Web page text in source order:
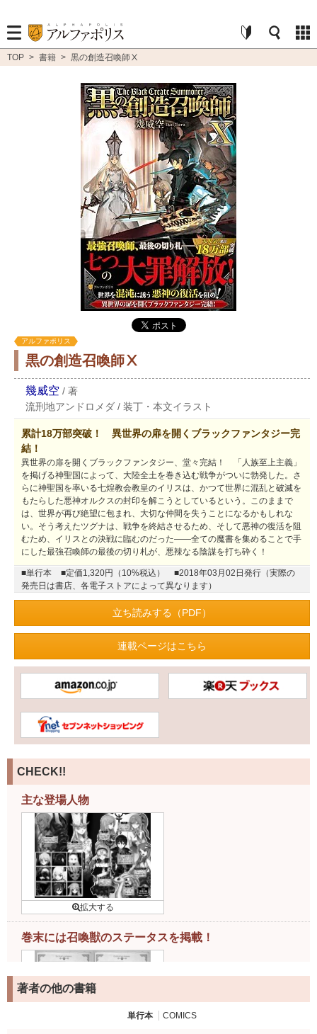
TOP > 書籍 > 黒の創造召喚師Ⅹ
アルファポリス
黒の創造召喚師Ⅹ
幾威空 / 著
流刑地アンドロメダ / 装丁・本文イラスト
累計18万部突破！ 異世界の扉を開くブラックファンタジー完
結！
異世界の扉を開くブラックファンタジー、堂々完結！ 「人族至上主義」
を掲げる神聖国によって、大陸全土を巻き込む戦争がついに勃発した。さ
らに神聖国を率いる七煌教会教皇のイリスは、かつて世界に混乱と破滅を
もたらした悪神オルクスの封印を解こうとしているという。このままで
は、世界が再び絶望に包まれ、大切な仲間を失うことになるかもしれな
い。そう考えたツグナは、戦争を終結させるため、そして悪神の復活を阻
むため、イリスとの決戦に臨むのだった――全ての魔書を集めることで手
にした最強召喚師の最後の切り札が、悪辣なる陰謀を打ち砕く！
■単行本 ■定価1,320円（10%税込）
■2018年03月02日発行（実際の
発売日は書店、各電子ストアによって異なります）
立ち読みする（PDF）
連載ページはこちら
CHECK!!
主な登場人物
巻末には召喚獣のステータスを掲載！
著者の他の書籍
単行本 COMICS